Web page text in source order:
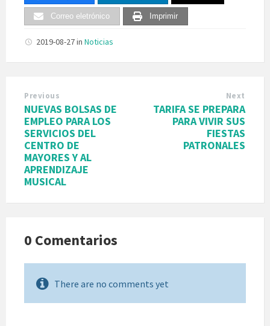
Correo eletrónico Imprimir
2019-08-27in Noticias
Previous
NUEVAS BOLSAS DE
EMPLEO PARA LOS
SERVICIOS DEL
CENTRO DE
MAYORES Y AL
APRENDIZAJE
MUSICAL
Next
TARIFA SE PREPARA
PARA VIVIR SUS
FIESTAS
PATRONALES
0 Comentarios
There are no comments yet